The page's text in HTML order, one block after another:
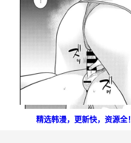
精选韩漫，更新快，资源